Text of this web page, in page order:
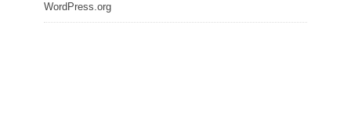
WordPress.org